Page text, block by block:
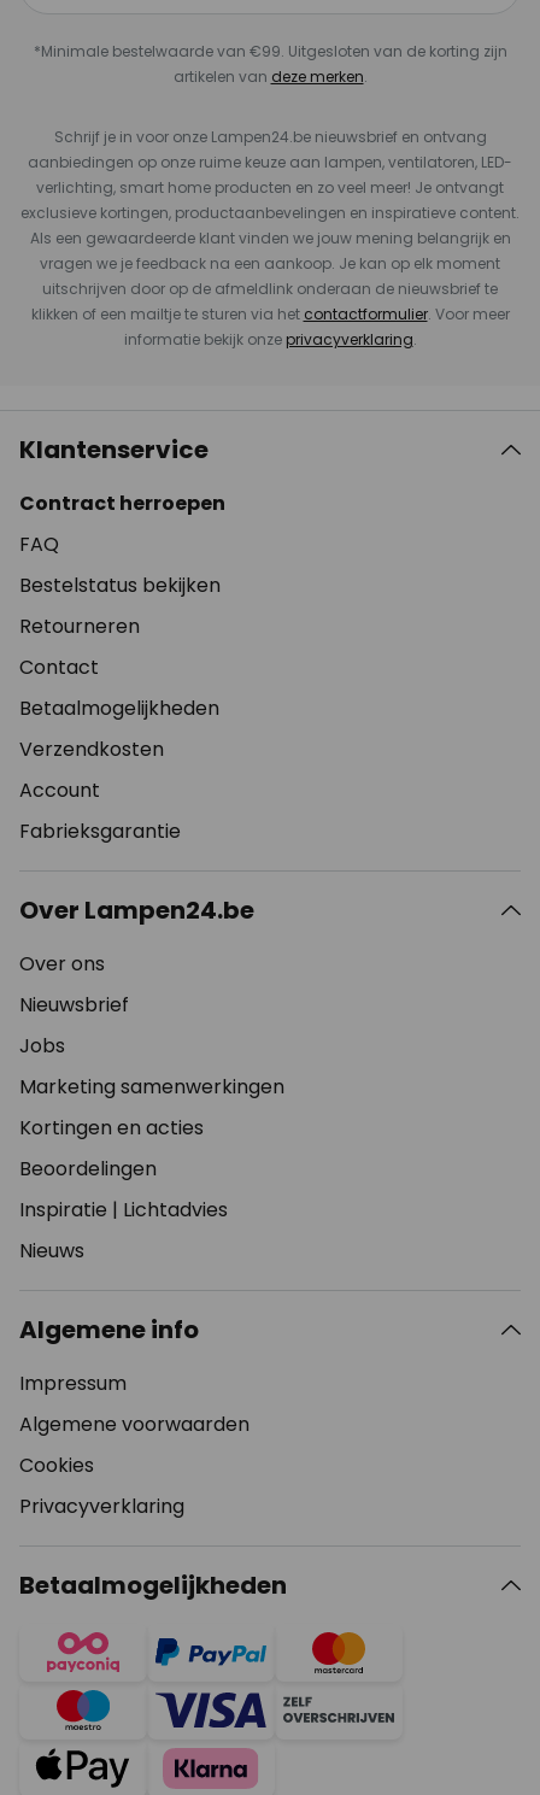
*Minimale bestelwaarde van €99. Uitgesloten van de korting zijn
artikelen van deze merken.
Schrijf je in voor onze Lampen24.be nieuwsbrief en ontvang
aanbiedingen op onze ruime keuze aan lampen, ventilatoren, LED-
verlichting, smart home producten en zo veel meer! Je ontvangt
exclusieve kortingen, productaanbevelingen en inspiratieve content.
Als een gewaardeerde klant vinden we jouw mening belangrijk en
vragen we je feedback na een aankoop. Je kan op elk moment
uitschrijven door op de afmeldlink onderaan de nieuwsbrief te
klikken of een mailtje te sturen via het contactformulier. Voor meer
informatie bekijk onze privacyverklaring.
Klantenservice
Contract herroepen
FAQ
Bestelstatus bekijken
Retourneren
Contact
Betaalmogelijkheden
Verzendkosten
Account
Fabrieksgarantie
Over Lampen24.be
Over ons
Nieuwsbrief
Jobs
Marketing samenwerkingen
Kortingen en acties
Beoordelingen
Inspiratie | Lichtadvies
Nieuws
Algemene info
Impressum
Algemene voorwaarden
Cookies
Privacyverklaring
Betaalmogelijkheden